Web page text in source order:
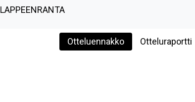
LAPPEENRANTA
Otteluennakko Otteluraportti